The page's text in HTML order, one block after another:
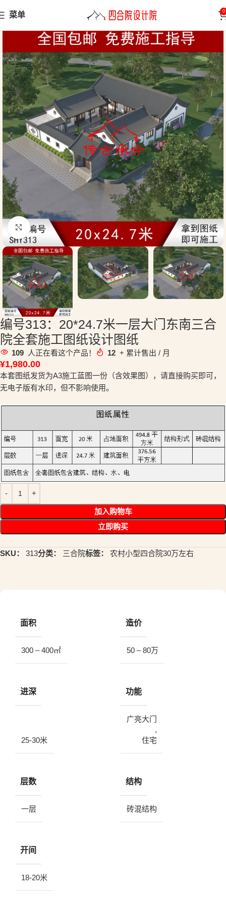
菜单 0
首页 三合院
点击放大
编号313：20*24.7米一层大门东南三合
院全套施工图纸设计图纸
109 人正在看这个产品！ 12 + 累计售出 / 月
¥1,980.00
本套图纸发货为A3施工蓝图一份（含效果图），请直接购买即可，
无电子版有水印，但不影响使用。
加入购物车
立即购买
SKU： 313分类： 三合院标签： 农村小型四合院30万左右
面积
300 – 400㎡
造价
50 – 80万
进深
25-30米
功能
广亮大门
,
住宅
层数
一层
结构
砖混结构
开间
18-20米